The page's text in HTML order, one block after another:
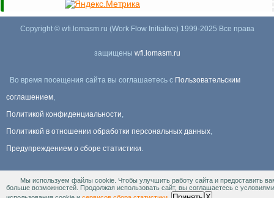
Copyright © wfi.lomasm.ru (Work Flow Initiative) 1999-2025 Все права
защищены wfi.lomasm.ru
Во время посещения сайта вы соглашаетесь с Пользовательским
соглашением,
Политикой конфиденциальности,
Политикой в отношении обработки персональных данных,
Предупреждением о сборе статистики.
Информация Для правообладателей.
Мы используем файлы cookie. Чтобы улучшить работу сайта и предоставить
больше возможностей. Продолжая использовать сайт, вы соглашаетесь с условиями